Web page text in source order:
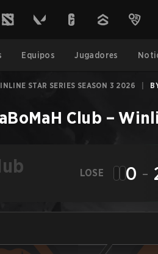
Equipos Jugadores
STAR SERIES SEASON 3 2026
Club –
LOSE 0 -